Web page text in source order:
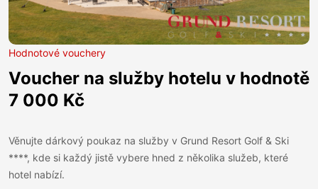
Hodnotové vouchery
Voucher na služby hotelu v hodnotě
7 000 Kč
Věnujte dárkový poukaz na služby v Grund Resort Golf & Ski
****, kde si každý jistě vybere hned z několika služeb, které
hotel nabízí.